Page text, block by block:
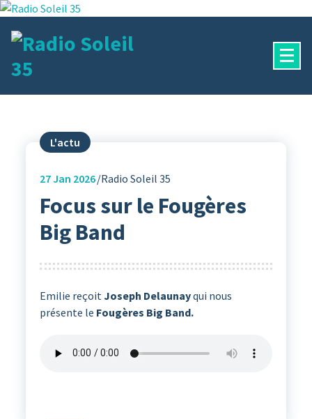
Aller
contenu
L'actu
27Jan 2026 Radio Soleil 35
Focus sur le Fougères
Big Band
Emilie reçoit Joseph Delaunayqui nous
présente le Fougères Big Band.